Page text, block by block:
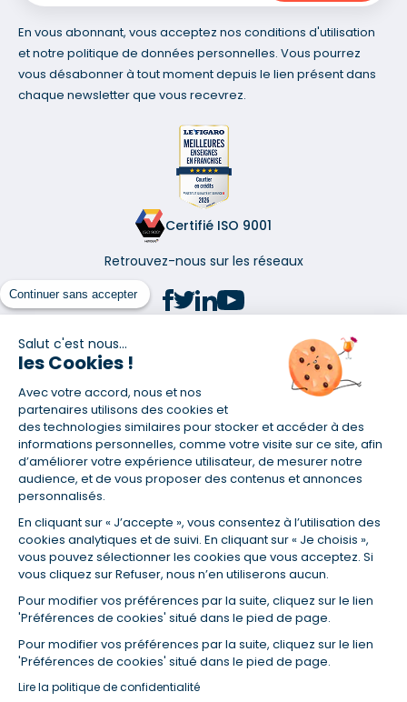
Continuer sans accepter
Salut c'est nous...
les Cookies !
Avec votre accord, nous et nos
partenaires utilisons des cookies et
des technologies similaires pour stocker et accéder à des
informations personnelles, comme votre visite sur ce site, afin
d’améliorer votre expérience utilisateur, de mesurer notre
audience, et de vous proposer des contenus et annonces
personnalisés.
En cliquant sur « J’accepte », vous consentez à l’utilisation des
cookies analytiques et de suivi. En cliquant sur « Je choisis »,
vous pouvez sélectionner les cookies que vous acceptez. Si
vous cliquez sur Refuser, nous n’en utiliserons aucun.
Pour modifier vos préférences par la suite, cliquez sur le lien
'Préférences de cookies' situé dans le pied de page.
Pour modifier vos préférences par la suite, cliquez sur le lien
'Préférences de cookies' situé dans le pied de page.
Lire la politique de confidentialité
En vous abonnant, vous acceptez nos conditions d'utilisation
et notre politique de données personnelles. Vous pourrez
vous désabonner à tout moment depuis le lien présent dans
chaque newsletter que vous recevrez.
Certifié ISO 9001
Retrouvez-nous sur les réseaux
(1) Taux fixe national hors assurance et selon votre profil
(2) Économie de 65 % pour l'assurance d'un prêt amortissable de 330
457,23 € à 0,90 % sur 19,5 ans, accordé à un salarié non cadre assuré à
100 % (décès, PTIA, IPP, ITT, IPP) âgé de 36 ans fumeur et une personne
salariée non cadre assurée à 100 % (décès, PTIA, IPP, ITT, IPP) âgée de 35
ans et non-fumeur, tous deux sans risque médical connu. Au
14/07/2019, coût de l'assurance proposée par la banque 179,08 €/mois
en moyenne contre 64,60 €/mois en moyenne au 14/07/2022 avec
Empruntis.com (TAEA : 0,44 %, coût total de l'assurance : 15 117,65 €).
(3) Taux minimum pour un crédit consommation d'un montant fixé entre
5 000 et 20 000 euros, selon profil et durée.
(4) La diminution du montant des mensualités entraîne l'allongement
de la durée de remboursement ainsi que la hausse du coût total du
(5) Banques de réseau, mutualistes, spécialisées, directions
régionales, organismes de crédit selon votre profil et votre demande.
Mutuelles, compagnies et courtiers d'assurances. Selon votre profil et
votre demande.
régionales, organismes de crédit, selon votre profil et votre demande.